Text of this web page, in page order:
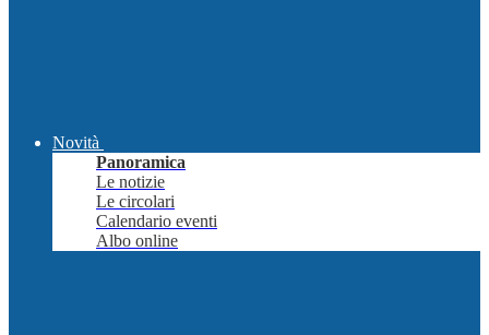
Novità
Panoramica
Le notizie
Le circolari
Calendario eventi
Albo online